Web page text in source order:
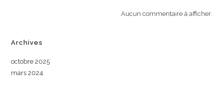
Aucun commentaire à afficher.
Archives
octobre 2025
mars 2024